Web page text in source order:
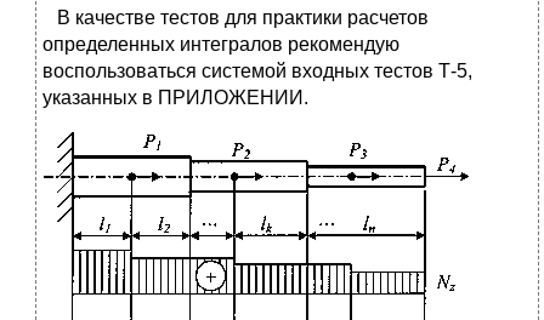
В качестве тестов для практики расчетов
определенных интегралов рекомендую
воспользоваться системой входных тестов Т-5,
указанных в ПРИЛОЖЕНИИ.